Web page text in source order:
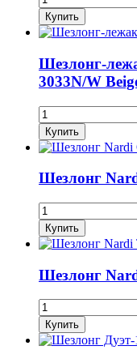
Шезлонг-
3033N/W
Шезлонг
Шезлонг